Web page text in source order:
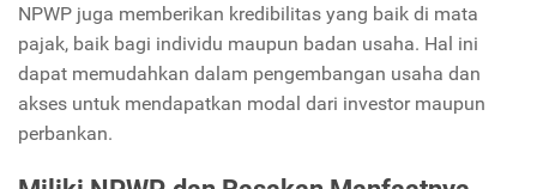
NPWP juga memberikan kredibilitas yang baik di mata
pajak, baik bagi individu maupun badan usaha. Hal ini
dapat memudahkan dalam pengembangan usaha dan
akses untuk mendapatkan modal dari investor maupun
perbankan.